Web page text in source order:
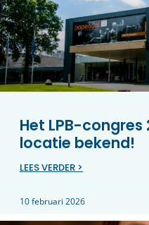
Het LPB-
locatie bekend!
LEES VERDER >
10 februari 2026